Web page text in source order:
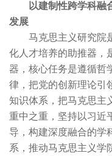
以建制性跨学科融
发展
马克思主义研究院
化人才培养的助推器，
器，核心任务是遵循哲
律，把党的创新理论引
知识体系，把马克思主
重中之重，坚持以习近
导，构建深度融合的学
系，推动马克思主义学